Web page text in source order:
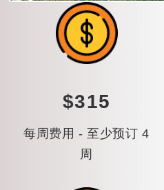
$315
每周费用 - 至少预订 4
周